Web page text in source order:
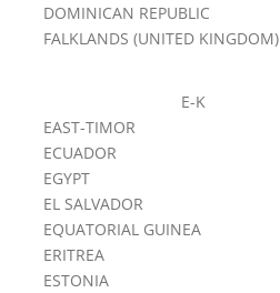
DOMINICAN REPUBLIC
FALKLANDS (UNITED KINGDOM)
E-K
EAST-TIMOR
ECUADOR
EGYPT
EL SALVADOR
EQUATORIAL GUINEA
ERITREA
ESTONIA